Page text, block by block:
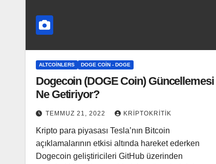
ALTCOINLERS DOGE COIN - DOGE
Dogecoin (DOGE Coin) Güncellemesi
Ne Getiriyor?
TEMMUZ 21, 2022 KRIPTOKRITIK
Kripto para piyasası Tesla’nın Bitcoin
açıklamalarının etkisi altında hareket ederken
Dogecoin geliştiricileri GitHub üzerinden